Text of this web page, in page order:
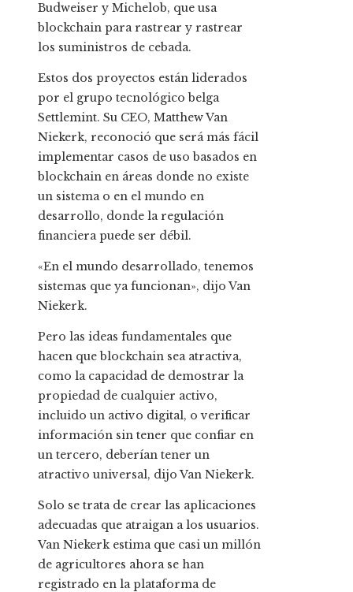
Budweiser y Michelob, que usa
blockchain para rastrear y rastrear
los suministros de cebada.
Estos dos proyectos están liderados
por el grupo tecnológico belga
Settlemint. Su CEO, Matthew Van
Niekerk, reconoció que será más fácil
implementar casos de uso basados ​​en
blockchain en áreas donde no existe
un sistema o en el mundo en
desarrollo, donde la regulación
financiera puede ser débil.
«En el mundo desarrollado, tenemos
sistemas que ya funcionan», dijo Van
Niekerk.
Pero las ideas fundamentales que
hacen que blockchain sea atractiva,
como la capacidad de demostrar la
propiedad de cualquier activo,
incluido un activo digital, o verificar
información sin tener que confiar en
un tercero, deberían tener un
atractivo universal, dijo Van Niekerk.
Solo se trata de crear las aplicaciones
adecuadas que atraigan a los usuarios.
Van Niekerk estima que casi un millón
de agricultores ahora se han
registrado en la plataforma de